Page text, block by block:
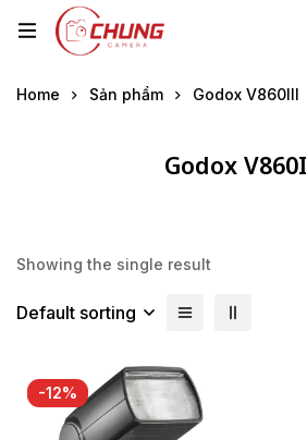
Home Sản phẩm Godox V860III
Godox
Showing the single result
Default sorting
-12%